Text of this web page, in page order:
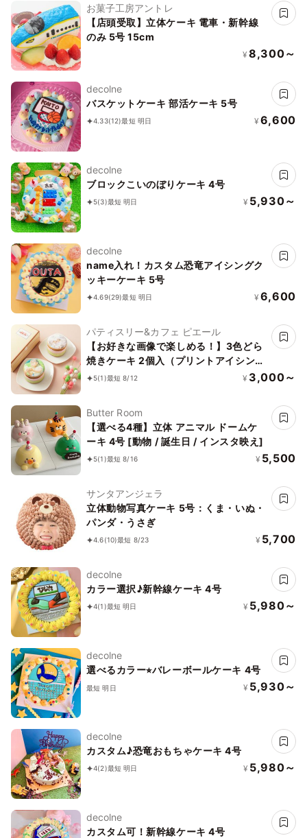
お菓子工房アントレ
【店頭受取】立体ケーキ 電車・新幹線
のみ 5号 15cm
¥ 8,300～
decolne
バスケットケーキ 部活ケーキ 5号
4.33(12)最短 明日 ¥ 6,600
decolne
ブロックこいのぼりケーキ 4号
5(3)最短 明日 ¥ 5,930～
decolne
name入れ！カスタム恐竜アイシングク
ッキーケーキ 5号
4.69(29)最短 明日 ¥ 6,600
パティスリー&カフェ ピエール
【お好きな画像で楽しめる！】3色どら
焼きケーキ 2個入（プリントアイシング
クッキー付）
5(1)最短 8/12 ¥ 3,000～
Butter Room
【選べる4種】立体 アニマル ドームケ
ーキ 4号 [動物 / 誕生日 / インスタ映え]
5(1)最短 8/16 ¥ 5,500
サンタアンジェラ
立体動物写真ケーキ 5号：くま・いぬ・
パンダ・うさぎ
4.6(10)最短 8/23 ¥ 5,700
decolne
カラー選択♪新幹線ケーキ 4号
4(1)最短 明日 ¥ 5,980～
decolne
選べるカラー⭐︎バレーボールケーキ 4号
最短 明日 ¥ 5,930～
decolne
カスタム♪恐竜おもちゃケーキ 4号
4(2)最短 明日 ¥ 5,980～
decolne
カスタム可！新幹線ケーキ 4号